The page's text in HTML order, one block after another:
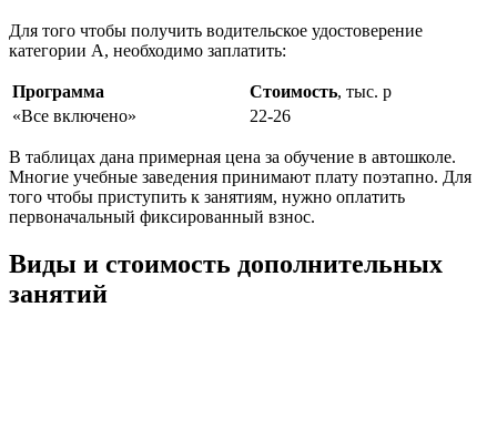
Для того чтобы получить водительское удостоверение
категории А, необходимо заплатить:
Программа Стоимость, тыс. р
«Все включено»
22-26
В таблицах дана примерная цена за обучение в автошколе.
Многие учебные заведения принимают плату поэтапно. Для
того чтобы приступить к занятиям, нужно оплатить
первоначальный фиксированный взнос.
Виды и стоимость дополнительных
занятий